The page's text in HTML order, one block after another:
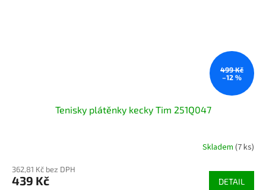
499 Kč
–12 %
Tenisky plátěnky kecky Tim 251Q047
Skladem (7 ks)
362,81 Kč bez DPH
439 Kč DETAIL